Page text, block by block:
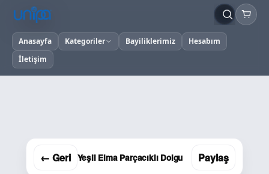
Anasayfa Kategoriler Bayiliklerimiz
Hesabım
İletişim
← Geri Yeşil Elma Parçacıklı Dolgu Paylaş